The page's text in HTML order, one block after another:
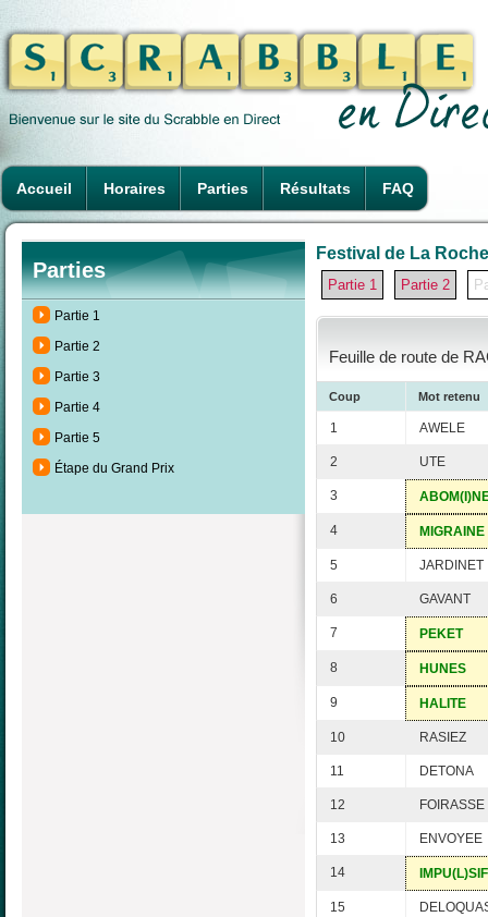
Accueil Horaires Parties Résultats FAQ
Parties
Partie 1
Partie 2
Partie 3
Partie 4
Partie 5
Étape du Grand Prix
Festival de La
Partie 1 Partie 2
Feuille de route de
Coup Mot retenu
1 AWELE
2 UTE
3
4 MIGRAINE
5 JARDINET
6 GAVANT
7 PEKET
8 HUNES
9 HALITE
10 RASIEZ
11 DETONA
12 FOIRASSE
13 ENVOYEE
14 IMPU(L)SIF
15